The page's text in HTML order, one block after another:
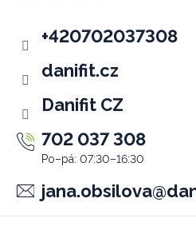
jana.obsilova@
702 037 308
Danifit CZ
danifit.cz
+420702037308